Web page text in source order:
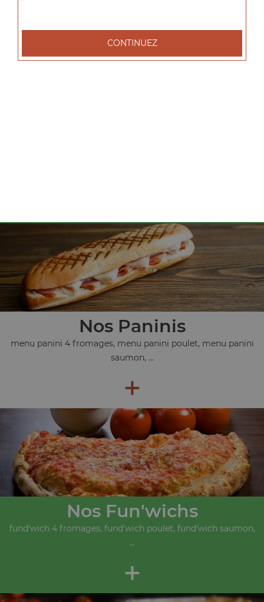
+
Nos Paninis
menu panini 4 fromages, menu panini poulet, menu panini
saumon, ...
+
Nos Fun'wichs
fund'wich 4 fromages, fund'wich poulet, fund'wich saumon,
...
+
CONTINUEZ